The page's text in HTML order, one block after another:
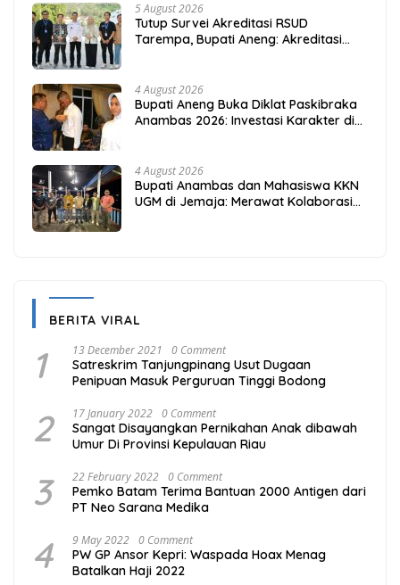
5 August 2026
Tutup Survei Akreditasi RSUD
Tarempa, Bupati Aneng: Akreditasi
4 August 2026
Bupati Aneng Buka Diklat Paskibraka
Anambas 2026: Investasi Karakter di
4 August 2026
Bupati Anambas dan Mahasiswa KKN
UGM di Jemaja: Merawat Kolaborasi
BERITA VIRAL
1 13 December 2021 0 Comment
Satreskrim Tanjungpinang Usut Dugaan
Penipuan Masuk Perguruan Tinggi Bodong
2 17 January 2022 0 Comment
Sangat Disayangkan Pernikahan Anak dibawah
Umur Di Provinsi Kepulauan Riau
3 22 February 2022 0 Comment
Pemko Batam Terima Bantuan 2000 Antigen dari
PT Neo Sarana Medika
4 9 May 2022 0 Comment
PW GP Ansor Kepri: Waspada Hoax Menag
Batalkan Haji 2022